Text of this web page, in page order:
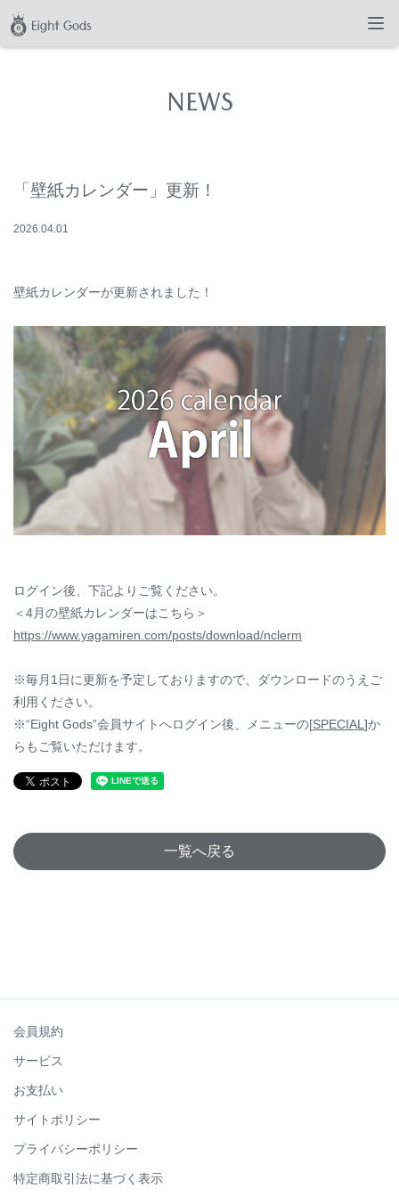
NEWS
「壁紙カレンダー」更新！
2026.04.01
壁紙カレンダーが更新されました！
ログイン後、下記よりご覧ください。
＜4月の壁紙カレンダーはこちら＞
https://www.yagamiren.com/posts/download/nclerm
※毎月1日に更新を予定しておりますので、ダウンロードのうえご
利用ください。
※“Eight Gods”会員サイトへログイン後、メニューの[SPECIAL]か
らもご覧いただけます。
一覧へ戻る
会員規約
サービス
お支払い
サイトポリシー
プライバシーポリシー
特定商取引法に基づく表示